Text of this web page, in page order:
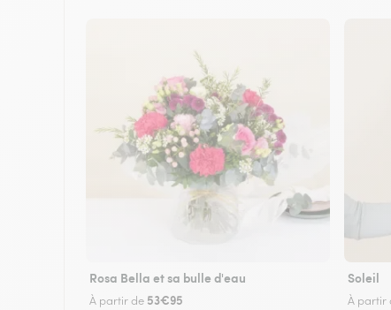
Rosa Bella et sa bulle d'eau
À partir de 53€95
Soleil
À partir